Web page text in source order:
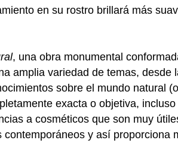
en su rostro brillará más
, una obra monumental
amplia variedad de temas, desde
sobre el mundo natural
exacta o objetiva,
a cosméticos que son muy
y así